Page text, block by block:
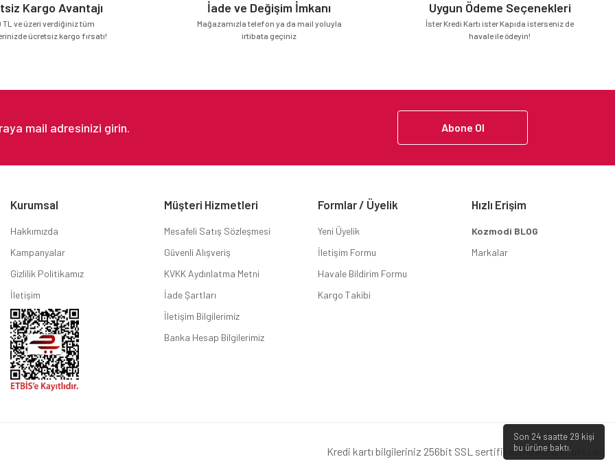
Kargo Avantajı
TL ve üzeri verdiğiniz tüm
ücretsiz kargo fırsatı!
İade ve Değişim İmkanı
Mağazamızla telefon ya da mail yoluyla
irtibata geçiniz
Uygun Ödeme Seçenekleri
İster Kredi Kartı ister Kapıda isterseniz de
havale ile ödeyin!
Abone Ol
Kurumsal
Hakkımızda
Kampanyalar
Gizlilik Politikamız
İletişim
Müşteri Hizmetleri
Mesafeli Satış Sözleşmesi
Güvenli Alışveriş
KVKK Aydınlatma Metni
İade Şartları
İletişim Bilgilerimiz
Banka Hesap Bilgilerimiz
Formlar / Üyelik
Yeni Üyelik
İletişim Formu
Havale Bildirim Formu
Kargo Takibi
Hızlı Erişim
Kozmodi BLOG
Markalar
Kredi kartı bilgileriniz 256bit SSL sertifikası ile korunmaktadır.
Son 24 saatte 29 kişi
bu ürüne baktı.